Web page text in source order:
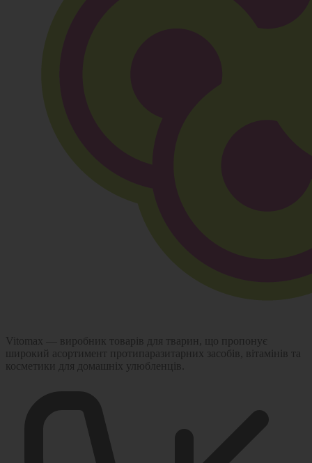
Vitomax — виробник товарів для тварин, що пропонує
широкий асортимент протипаразитарних засобів, вітамінів та
косметики для домашніх улюбленців.